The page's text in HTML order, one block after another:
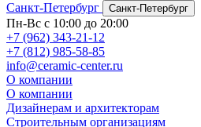
Санкт-Петербург
Санкт-Петербург
Пн-Вс с 10:00 до 20:00
+7 (962) 343-21-12
+7 (812) 985-58-85
info@ceramic-center.ru
О компании
О компании
Дизайнерам и архитекторам
Строительным организациям